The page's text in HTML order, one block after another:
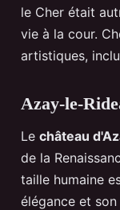
le Cher était
vie à la cour.
artistiques,
Azay-le-
Le château
de la
taille humaine
élégance et